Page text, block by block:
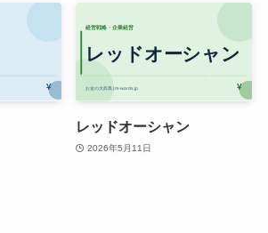
レッドオーシャン
2026年5月11日